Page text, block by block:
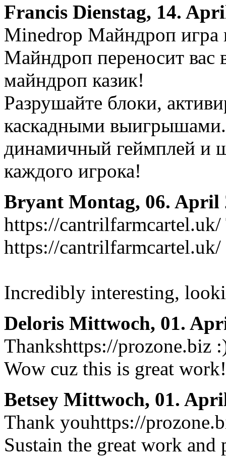
Francis Dienstag, 14.
Minedrop Майндроп игра
Майндроп переносит вас
майндроп казик!
Разрушайте блоки,
каскадными
динамичный геймплей и
каждого игрока!
Bryant Montag, 06. April
https://
https://cantrilfarmcartel.uk/
Incredibly interesting,
Deloris Mittwoch, 01.
Thankshttps://prozone.biz
Wow cuz this is great
Betsey Mittwoch, 01.
Thank youhttps://
Sustain the great work